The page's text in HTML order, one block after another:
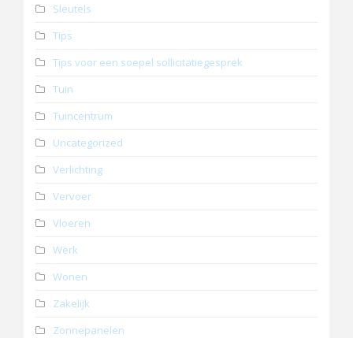
Sleutels
Tips
Tips voor een soepel sollicitatiegesprek
Tuin
Tuincentrum
Uncategorized
Verlichting
Vervoer
Vloeren
Werk
Wonen
Zakelijk
Zonnepanelen